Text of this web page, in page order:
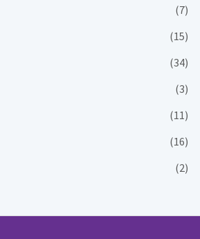
(7)
(15)
(34)
(3)
(11)
(16)
(2)